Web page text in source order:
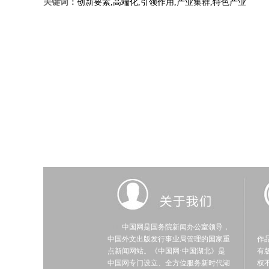
关键词： 创新要素,高端化,引领作用,产业集群,特色产业